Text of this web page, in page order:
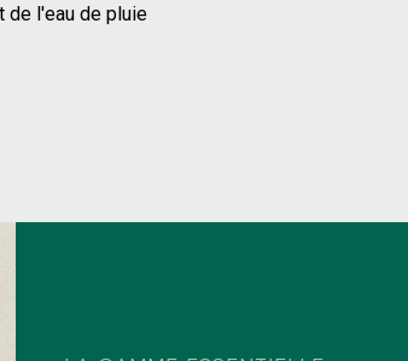
de l'eau de pluie